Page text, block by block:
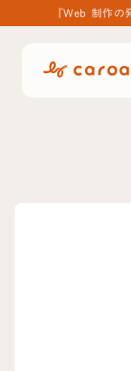
『Web 制作